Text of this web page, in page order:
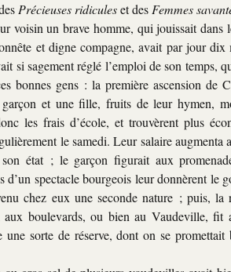
Précieuses ridiculeset des Femmes
voisin un brave homme, qui jouissait
et digne compagne, avait par jour
si sagement réglé l’emploi de son temps,
bonnes gens : la première ascension de
et une fille, fruits de leur hymen,
les frais d’école, et trouvèrent plus
le samedi. Leur salaire
son état ; le garçon figurait aux
d’un spectacle bourgeois leurdonnèrent le
chez eux une seconde nature ; puis,
aux boulevards, ou bien au Vaudeville, fit
une sorte de réserve, dont on se